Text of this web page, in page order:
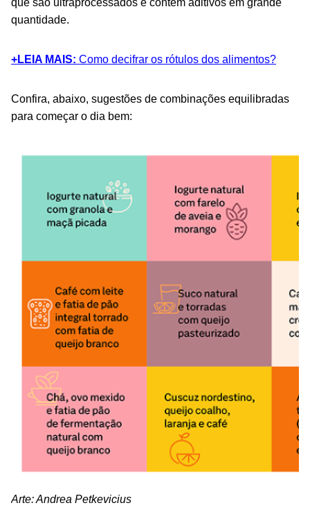
que são ultraprocessados e contêm aditivos em grande
quantidade.
+LEIA MAIS: Como decifrar os rótulos dos alimentos?
Confira, abaixo, sugestões de combinações equilibradas
para começar o dia bem:
Arte: Andrea Petkevicius